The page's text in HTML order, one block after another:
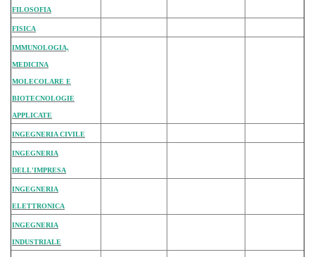
FILOSOFIA
FISICA
IMMUNOLOGIA,
MEDICINA
MOLECOLARE E
BIOTECNOLOGIE
APPLICATE
INGEGNERIA CIVILE
INGEGNERIA
DELL'IMPRESA
INGEGNERIA
ELETTRONICA
INGEGNERIA
INDUSTRIALE